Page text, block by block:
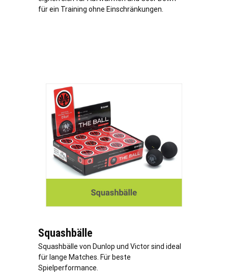
für ein Training ohne Einschränkungen.
Squashbälle
Squashbälle von Dunlop und Victor sind ideal
für lange Matches. Für beste
Spielperformance.